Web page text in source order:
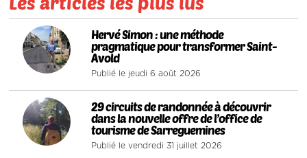
1
Hervé Simon : une méthode
pragmatique pour transformer Saint-
Avold
Publié le jeudi 6 août 2026
2
29 circuits de randonnée à découvrir
dans la nouvelle offre de l’office de
tourisme de Sarreguemines
Publié le vendredi 31 juillet 2026